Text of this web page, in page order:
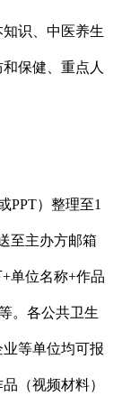
知识、中医养生
保健、重点人
PPT）整理至1
至主办方邮箱
+单位名称+作品
。各公共卫生
等单位均可报
（视频材料）